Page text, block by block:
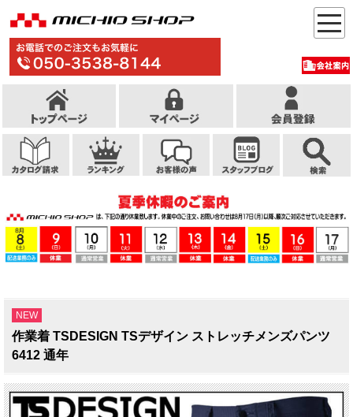
NEW
作業着 TSDESIGN TSデザイン ストレッチメンズパンツ
6412 通年